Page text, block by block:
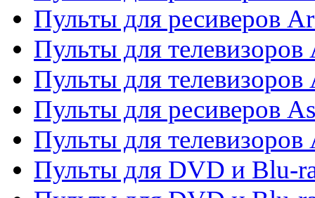
Пульты для ресиверов
Пульты для
Пульты для телевизоров
Пульты для ресиверов
Пульты для телевизоров
Пульты для DVD и Blu-